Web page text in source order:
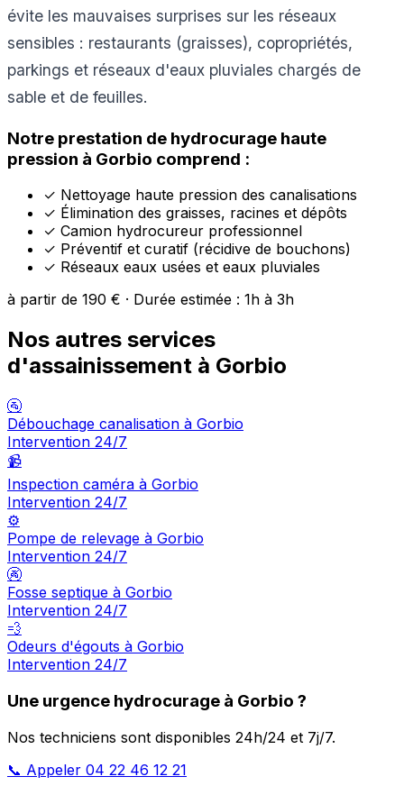
évite les mauvaises surprises sur les réseaux
sensibles : restaurants (graisses), copropriétés,
parkings et réseaux d'eaux pluviales chargés de
sable et de feuilles.
Notre prestation de hydrocurage haute
pression à Gorbio comprend :
✓ Nettoyage haute pression des canalisations
✓ Élimination des graisses, racines et dépôts
✓ Camion hydrocureur professionnel
✓ Préventif et curatif (récidive de bouchons)
✓ Réseaux eaux usées et eaux pluviales
à partir de 190 € · Durée estimée : 1h à 3h
Nos autres services
d'assainissement à Gorbio
🚰
Débouchage canalisation à Gorbio
Intervention 24/7
📹
Inspection caméra à Gorbio
Intervention 24/7
⚙️
Pompe de relevage à Gorbio
Intervention 24/7
🚱
Fosse septique à Gorbio
Intervention 24/7
💨
Odeurs d'égouts à Gorbio
Intervention 24/7
Une urgence hydrocurage à Gorbio ?
Nos techniciens sont disponibles 24h/24 et 7j/7.
📞 Appeler 04 22 46 12 21